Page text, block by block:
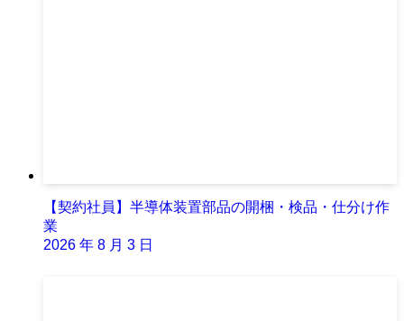
【契約社員】半導体装置部品の開梱・検品・仕分け作
業
2026 年 8 月 3 日